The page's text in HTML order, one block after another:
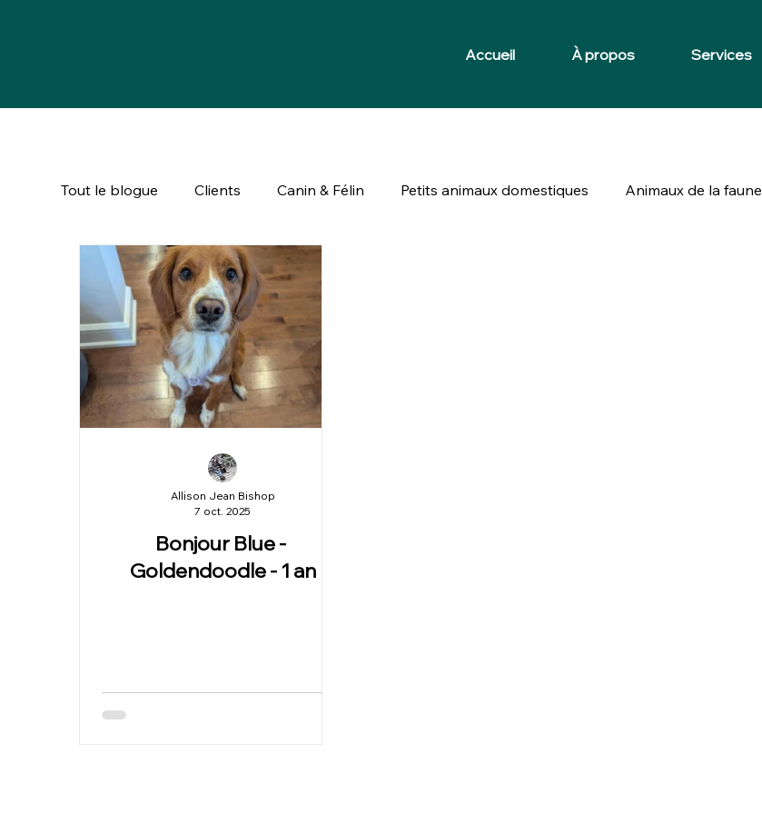
Accueil À propos Services
Tout le blogue Clients Canin & Félin Petits animaux domestiques Animaux de la faune
Bonjour Blue -
Goldendoodle - 1 an
Allison Jean Bishop
7 oct. 2025